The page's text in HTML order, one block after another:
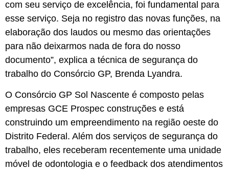
com seu serviço de excelência, foi fundamental para
esse serviço. Seja no registro das novas funções, na
elaboração dos laudos ou mesmo das orientações
para não deixarmos nada de fora do nosso
documento”, explica a técnica de segurança do
trabalho do Consórcio GP, Brenda Lyandra.
O Consórcio GP Sol Nascente é composto pelas
empresas GCE Prospec construções e está
construindo um empreendimento na região oeste do
Distrito Federal. Além dos serviços de segurança do
trabalho, eles receberam recentemente uma unidade
móvel de odontologia e o feedback dos atendimentos